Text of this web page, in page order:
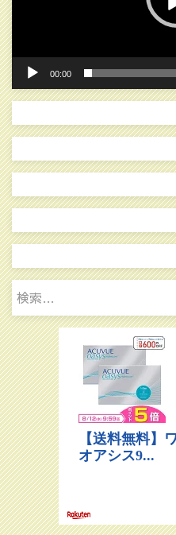
ヤ
ー
00:00
検
索: